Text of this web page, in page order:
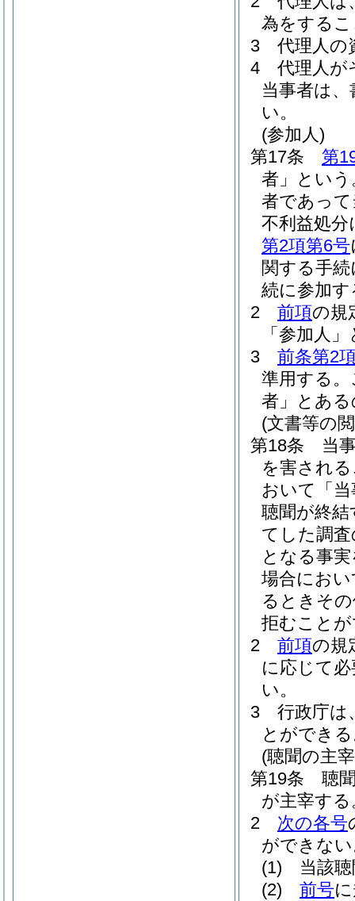
為をする
3
代理人の
4
代理人が
当事者は
い。
(参加人)
第17条
第
者」という
者であっ
不利益処
第2項第6号
関する手
続に参加
2
前項の規
「参加人
3
前条第2
準用する。
者」とあ
(文書等の
第18条
当
を害され
おいて「
聴聞が終
てした調
となる事
場合にお
るときそ
拒むこと
2
前項の規
に応じて
い。
3
行政庁は
とができ
(聴聞の主
第19条
聴
が主宰する
2
次の各号
ができな
(1)
当該
(2)
前号